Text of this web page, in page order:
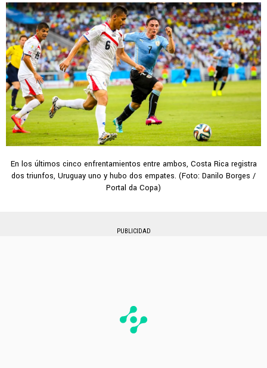
En los últimos cinco enfrentamientos entre ambos, Costa Rica registra
dos triunfos, Uruguay uno y hubo dos empates. (Foto: Danilo Borges /
Portal da Copa)
PUBLICIDAD